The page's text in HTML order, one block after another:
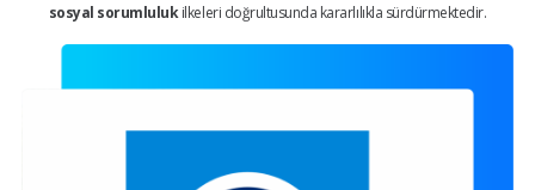
sosyal sorumlulukilkeleri doğrultusunda kararlılıkla sürdürmektedir.